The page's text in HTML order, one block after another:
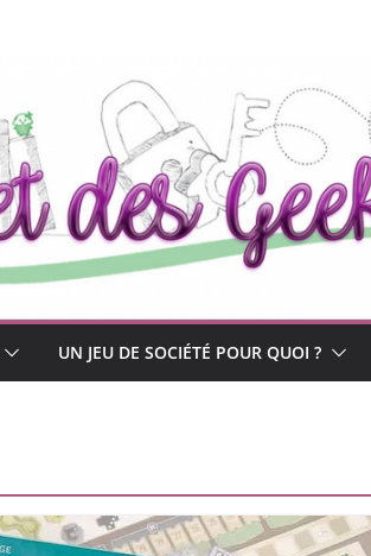
UN JEU DE SOCIÉTÉ POUR QUOI ?